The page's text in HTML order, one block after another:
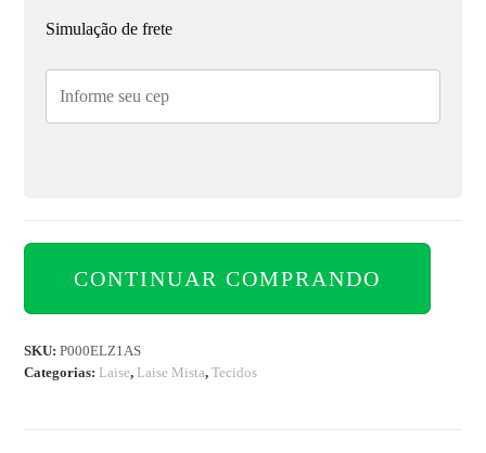
Simulação de frete
CONTINUAR COMPRANDO
SKU:P000ELZ1AS
Categorias: Laise, Laise Mista,Tecidos